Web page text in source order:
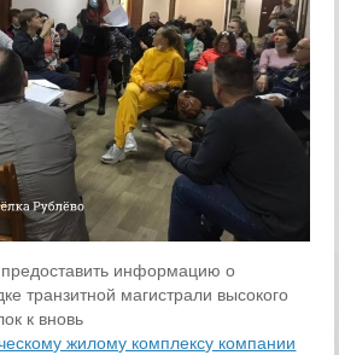
информацию о
транзитной магистрали высокого
к вновь
жилому комплексу компании